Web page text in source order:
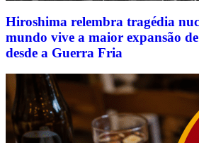
Hiroshima relembra tragédia
mundo vive a maior expansão
desde a Guerra Fria